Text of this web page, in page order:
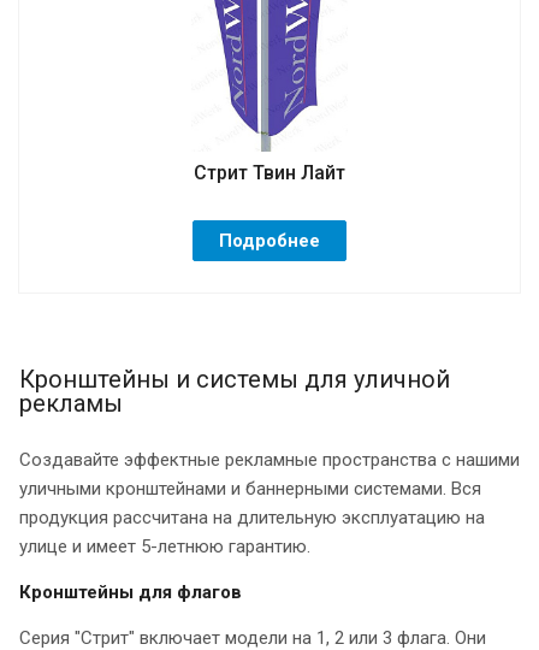
Стрит Твин Лайт
Подробнее
Кронштейны и системы для уличной
рекламы
Создавайте эффектные рекламные пространства с нашими
уличными кронштейнами и баннерными системами. Вся
продукция рассчитана на длительную эксплуатацию на
улице и имеет 5-летнюю гарантию.
Кронштейны для флагов
Серия "Стрит" включает модели на 1, 2 или 3 флага. Они